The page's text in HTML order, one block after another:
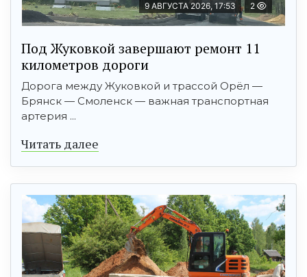
9 АВГУСТА 2026, 17:53 2
Под Жуковкой завершают ремонт 11
километров дороги
Дорога между Жуковкой и трассой Орёл —
Брянск — Смоленск — важная транспортная
артерия ...
Читать далее